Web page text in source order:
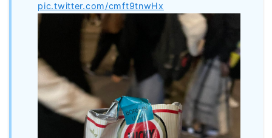
pic.twitter.com/cmft9tnwHx